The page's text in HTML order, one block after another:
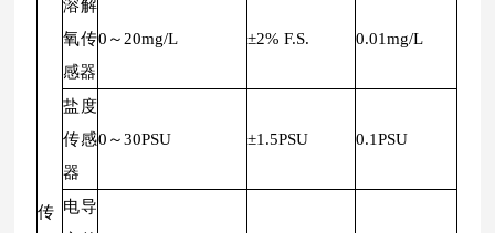
传
溶解
氧传
感器
0～20mg/L ±2% F.S. 0.01mg/L
盐度
传感
器
0～30PSU ±1.5PSU 0.1PSU
电导